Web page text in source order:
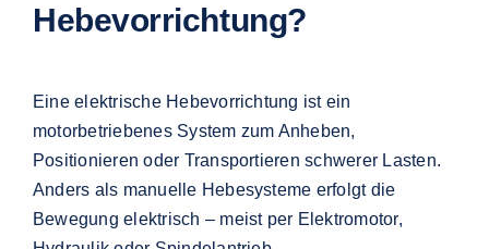
Hebevorrichtung?
Eine elektrische Hebevorrichtung ist ein
motorbetriebenes System zum Anheben,
Positionieren oder Transportieren schwerer Lasten.
Anders als manuelle Hebesysteme erfolgt die
Bewegung elektrisch – meist per Elektromotor,